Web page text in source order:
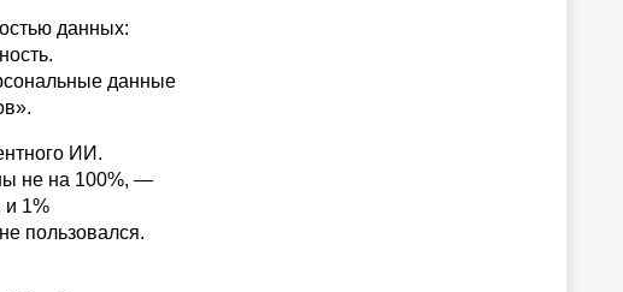
данных:
данные
ИИ.
не на 100%, —
и 1%
пользовался.